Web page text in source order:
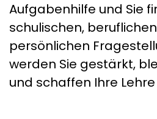
Aufgabenhilfe und Sie
schulischen,
persönlichen
werden Sie gestärkt,
und schaffen Ihre